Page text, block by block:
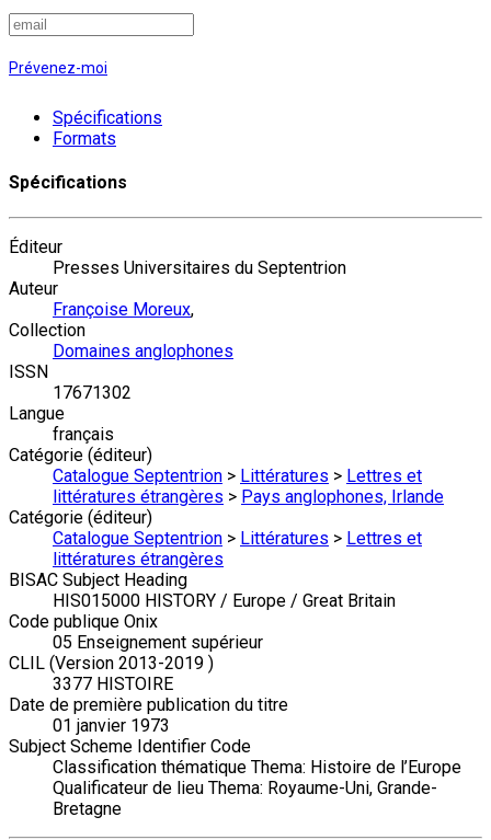
Prévenez-moi
Spécifications
Formats
Spécifications
Éditeur
Presses Universitaires du Septentrion
Auteur
Françoise Moreux,
Collection
Domaines anglophones
ISSN
17671302
Langue
français
Catégorie (éditeur)
Catalogue Septentrion > Littératures > Lettres et
littératures étrangères > Pays anglophones, Irlande
Catégorie (éditeur)
Catalogue Septentrion > Littératures > Lettres et
littératures étrangères
BISAC Subject Heading
HIS015000 HISTORY / Europe / Great Britain
Code publique Onix
05 Enseignement supérieur
CLIL (Version 2013-2019 )
3377 HISTOIRE
Date de première publication du titre
01 janvier 1973
Subject Scheme Identifier Code
Classification thématique Thema: Histoire de l’Europe
Qualificateur de lieu Thema: Royaume-Uni, Grande-
Bretagne